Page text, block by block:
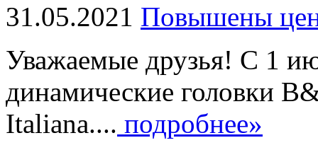
31.05.2021 Повышены
Уважаемые друзья! С 1
динамические головки
Italiana.... подробнее»